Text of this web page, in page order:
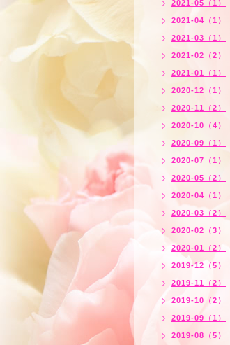
2021-05（1）
2021-04（1）
2021-03（1）
2021-02（2）
2021-01（1）
2020-12（1）
2020-11（2）
2020-10（4）
2020-09（1）
2020-07（1）
2020-05（2）
2020-04（1）
2020-03（2）
2020-02（3）
2020-01（2）
2019-12（5）
2019-11（2）
2019-10（2）
2019-09（1）
2019-08（5）